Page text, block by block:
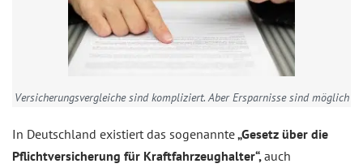
Versicherungsvergleiche sind kompliziert. Aber Ersparnisse sind möglich
In Deutschland existiert das sogenannte„Gesetz über die
Pflichtversicherung für Kraftfahrzeughalter“,auch